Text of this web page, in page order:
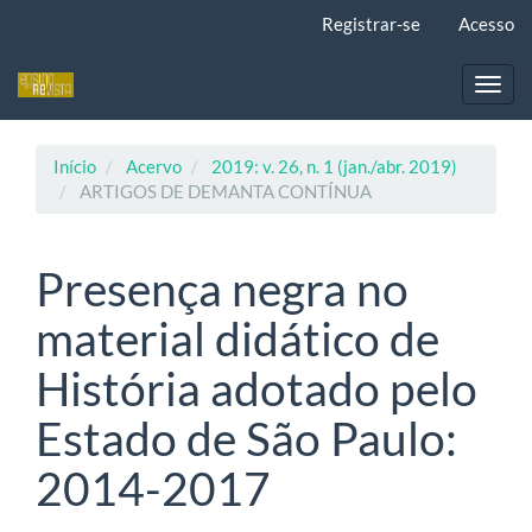
principal
Registrar-se Acesso
Início Acervo
2019: v. 26, n. 1 (jan./abr. 2019)
ARTIGOS DE DEMANTA CONTÍNUA
Presença negra no
material didático de
História adotado pelo
Estado de São Paulo:
2014-2017